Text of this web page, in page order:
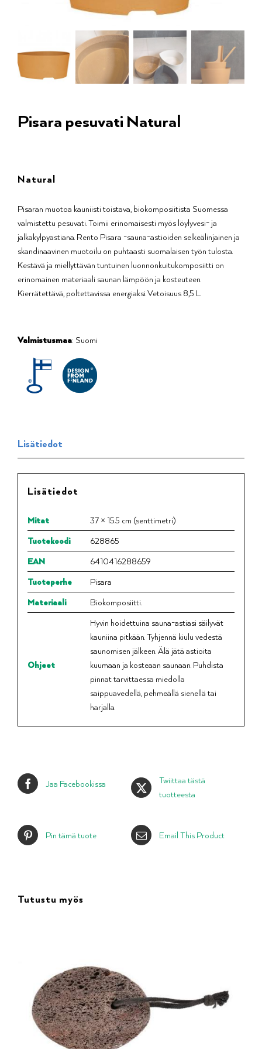
Pisara pesuvati Natural
Natural
Pisaran muotoa kauniisti toistava, biokomposiitista Suomessa
valmistettu pesuvati. Toimii erinomaisesti myös löylyvesi- ja
jalkakylpyastiana. Rento Pisara -sauna-astioiden selkeälinjainen ja
skandinaavinen muotoilu on puhtaasti suomalaisen työn tulosta.
Kestävä ja miellyttävän tuntuinen luonnonkuitukomposiitti on
erinomainen materiaali saunan lämpöön ja kosteuteen.
Kierrätettävä, poltettavissa energiaksi. Vetoisuus 8,5 L.
Valmistusmaa: Suomi
Lisätiedot
Lisätiedot
Mitat
37 × 15.5 cm (senttimetri)
Tuotekoodi
628865
EAN
6410416288659
Tuoteperhe
Pisara
Materiaali
Biokomposiitti.
Ohjeet
Hyvin hoidettuina sauna-astiasi säilyvät
kauniina pitkään. Tyhjennä kiulu vedestä
saunomisen jälkeen. Älä jätä astioita
kuumaan ja kosteaan saunaan. Puhdista
pinnat tarvittaessa miedolla
saippuavedellä, pehmeällä sienellä tai
harjalla.
Jaa Facebookissa
Twiittaa tästä
tuotteesta
Pin tämä tuote Email This Product
Tutustu myös